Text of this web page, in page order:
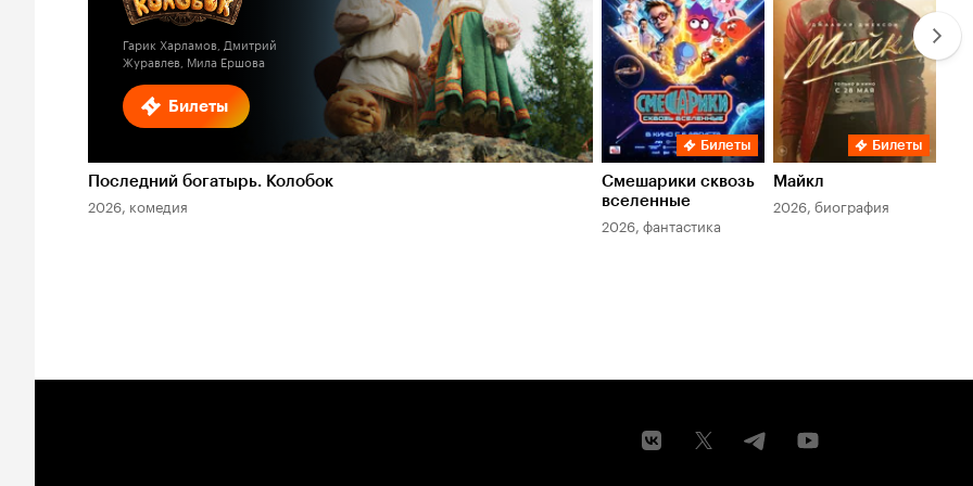
Билеты
Гарик Харламов, Дмитрий
Журавлев, Мила Ершова
Последний богатырь. Колобок
2026, комедия
Билеты
Смешарики сквозь
вселенные
2026, фантастика
Билеты
Майкл
2026, биография